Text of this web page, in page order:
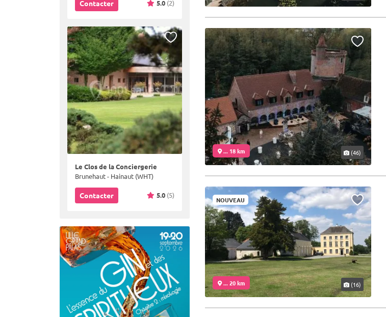
Contacter 5.0 (2)
Le Clos de la Conciergerie
Brunehaut - Hainaut (WHT)
Contacter 5.0 (5)
... 18 km (46)
NOUVEAU
... 20 km (16)